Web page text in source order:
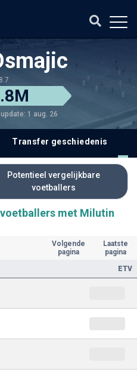
1 aug. 26
Transfer geschiedenis
Potentieel vergelijkbare
voetballers
met Milutin
Volgende
pagina
Laatste
pagina
ETV